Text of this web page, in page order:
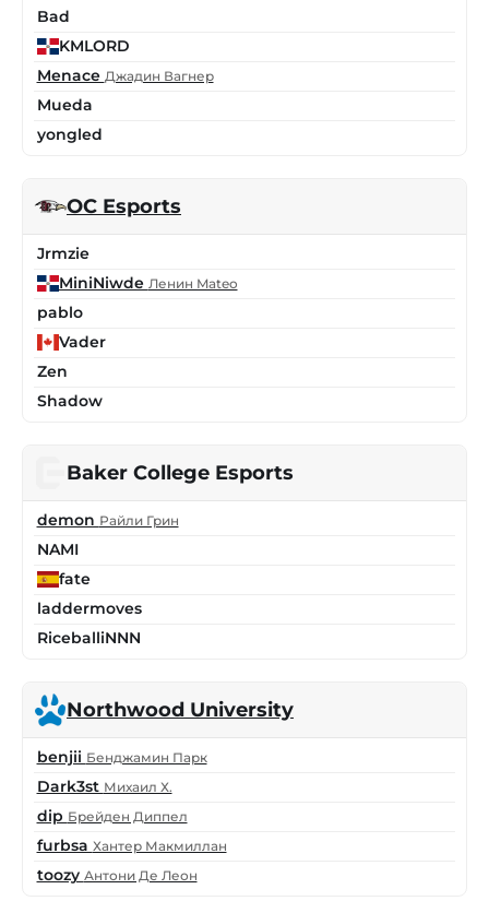
Bad
KMLORD
Menace Джадин Вагнер
Mueda
yongled
OC Esports
Jrmzie
MiniNiwde Ленин Mateo
pablo
Vader
Zen
Shadow
Baker College Esports
demon Райли Грин
NAMI
fate
laddermoves
RiceballiNNN
Northwood University
benjii Бенджамин Парк
Dark3st Михаил Х.
dip Брейден Диппел
furbsa Хантер Макмиллан
toozy Антони Де Леон